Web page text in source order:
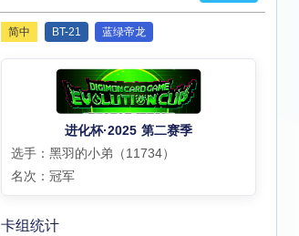
简中 BT-21 蓝绿帝龙
进化杯·2025 第二赛季
选手：黑羽的小弟（11734）
名次：冠军
卡组统计